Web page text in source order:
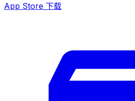
App Store 下载